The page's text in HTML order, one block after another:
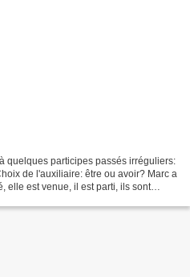
quelques participes passés irréguliers:
de l'auxiliaire: être ou avoir? Marc a
elle est venue, il est parti, ils sont